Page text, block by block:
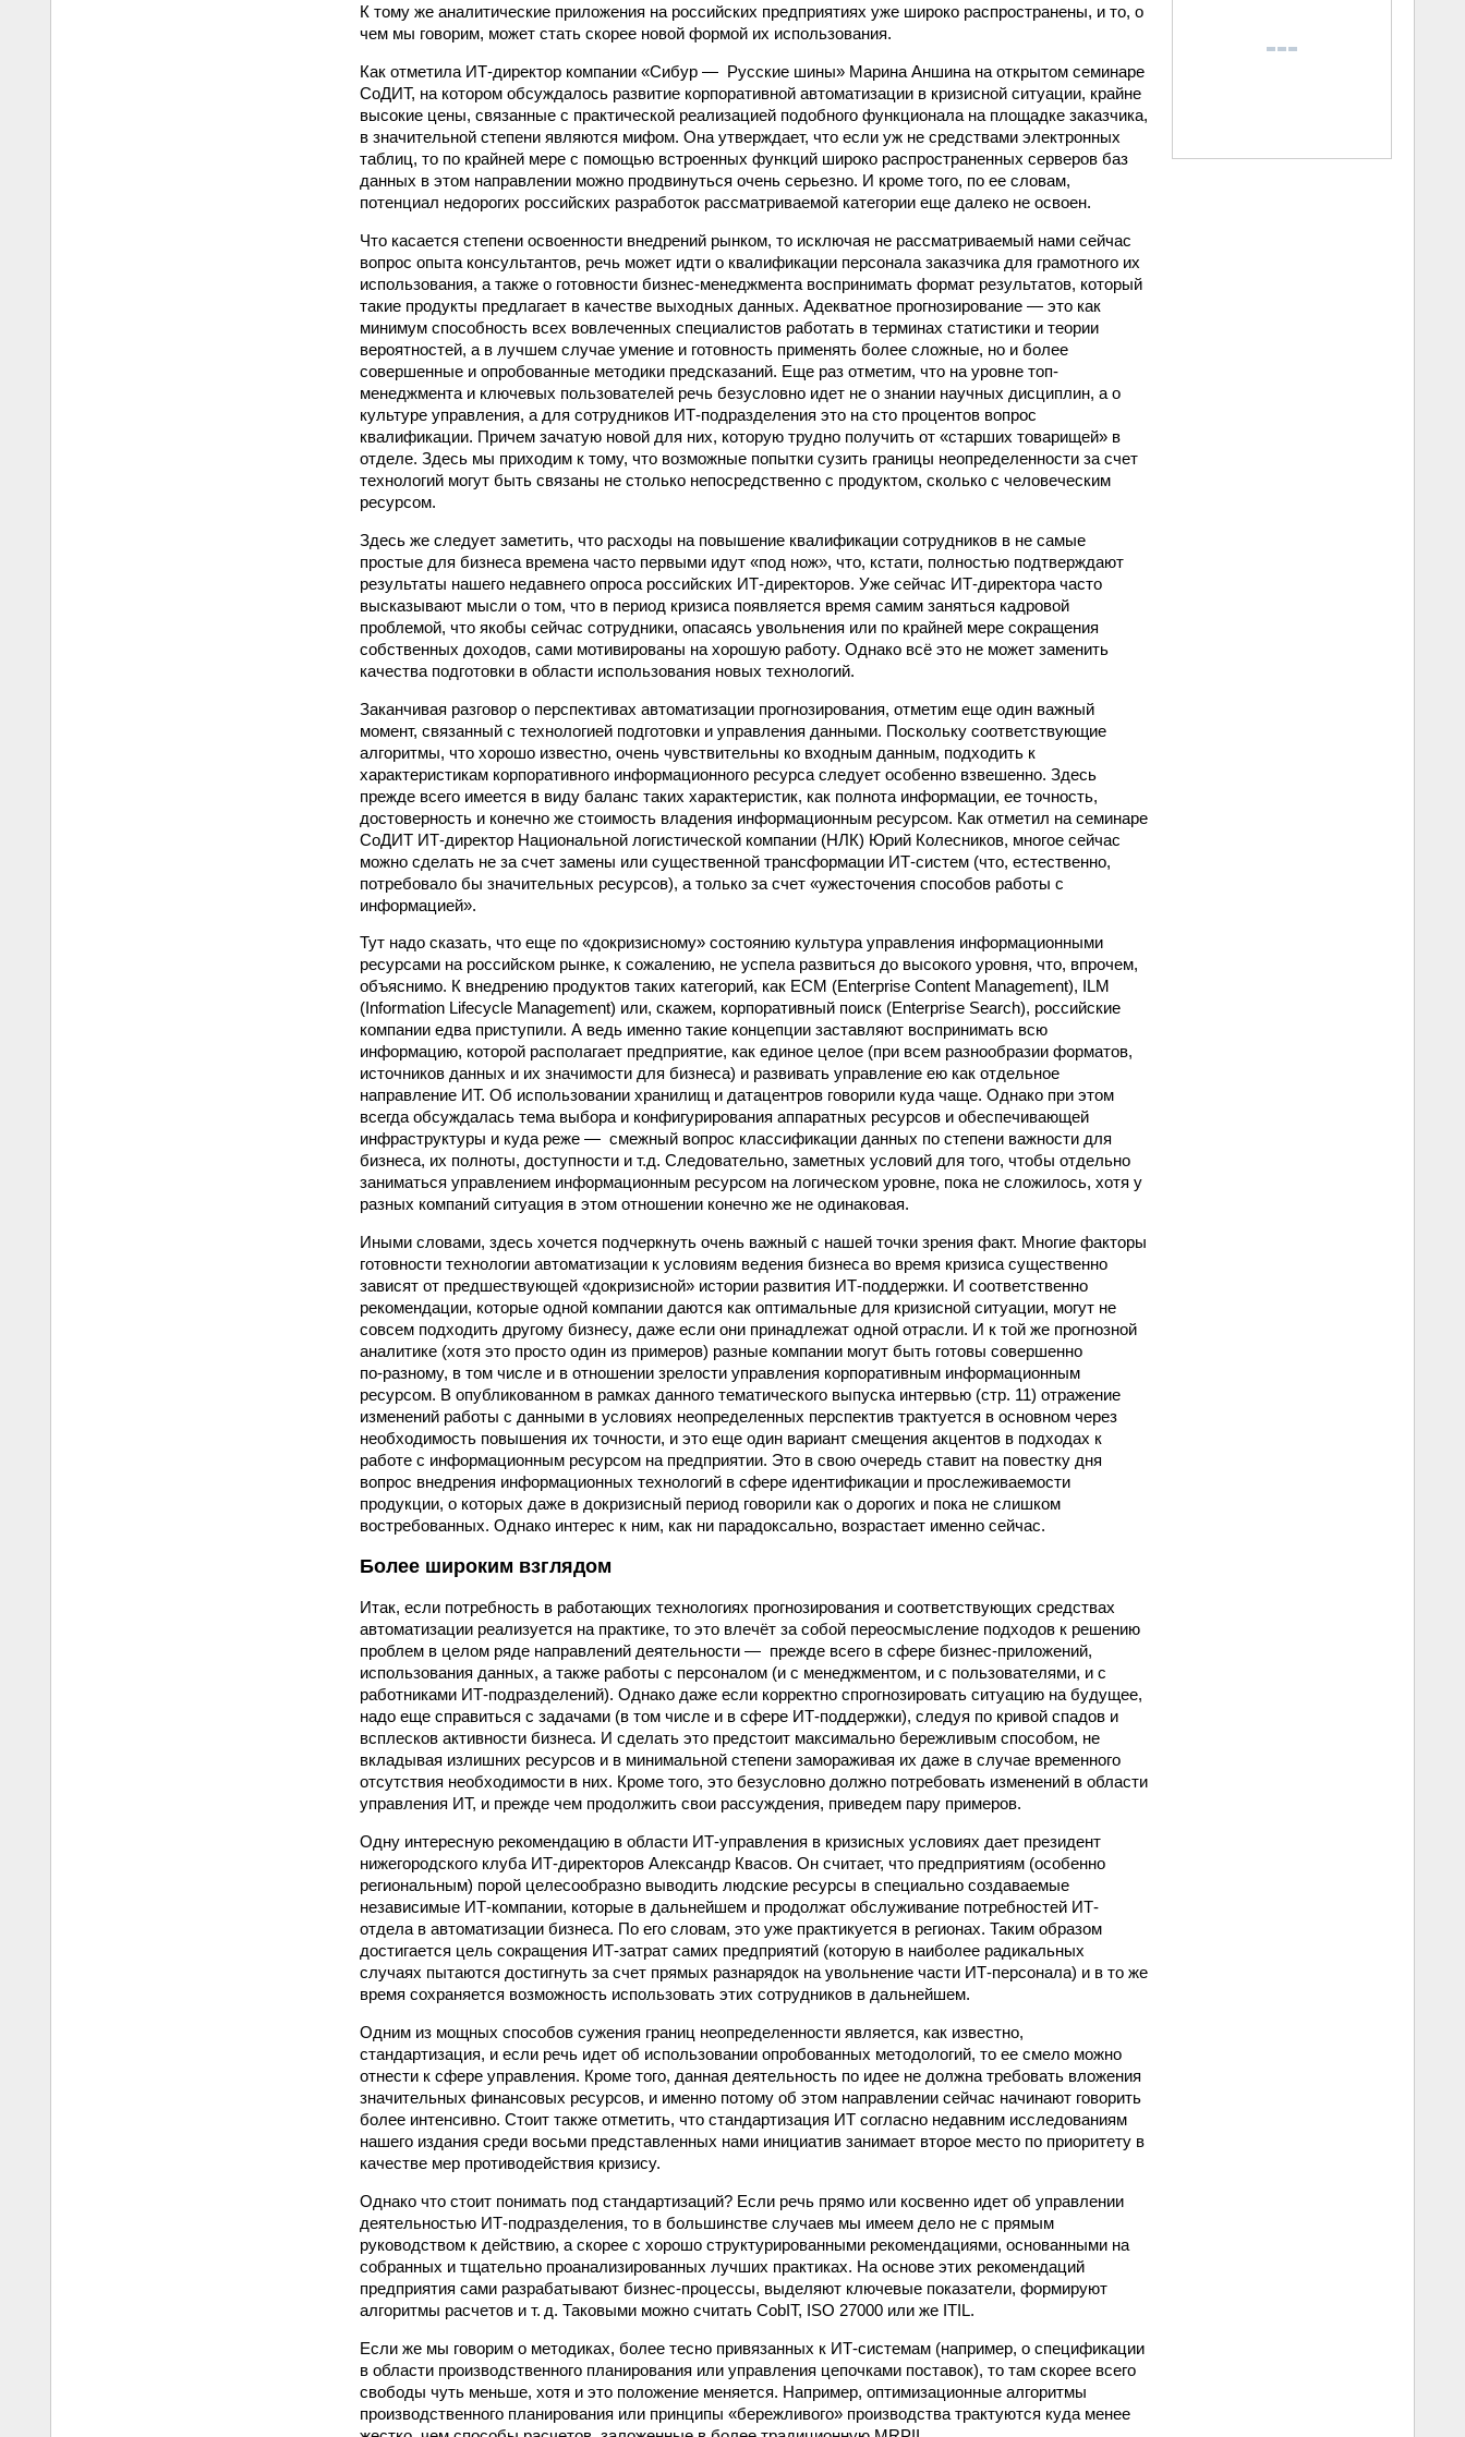
К тому же аналитические приложения на российских предприятиях уже широко распространены, и то, о
чем мы говорим, может стать скорее новой формой их использования.
Как отметила ИТ-директор компании «Сибур — Русские шины» Марина Аншина на открытом семинаре
СоДИТ, на котором обсуждалось развитие корпоративной автоматизации в кризисной ситуации, крайне
высокие цены, связанные с практической реализацией подобного функционала на площадке заказчика,
в значительной степени являются мифом. Она утверждает, что если уж не средствами электронных
таблиц, то по крайней мере с помощью встроенных функций широко распространенных серверов баз
данных в этом направлении можно продвинуться очень серьезно. И кроме того, по ее словам,
потенциал недорогих российских разработок рассматриваемой категории еще далеко не освоен.
Что касается степени освоенности внедрений рынком, то исключая не рассматриваемый нами сейчас
вопрос опыта консультантов, речь может идти о квалификации персонала заказчика для грамотного их
использования, а также о готовности бизнес-менеджмента воспринимать формат результатов, который
такие продукты предлагает в качестве выходных данных. Адекватное прогнозирование — это как
минимум способность всех вовлеченных специалистов работать в терминах статистики и теории
вероятностей, а в лучшем случае умение и готовность применять более сложные, но и более
совершенные и опробованные методики предсказаний. Еще раз отметим, что на уровне топ-
менеджмента и ключевых пользователей речь безусловно идет не о знании научных дисциплин, а о
культуре управления, а для сотрудников ИТ-подразделения это на сто процентов вопрос
квалификации. Причем зачатую новой для них, которую трудно получить от «старших товарищей» в
отделе. Здесь мы приходим к тому, что возможные попытки сузить границы неопределенности за счет
технологий могут быть связаны не столько непосредственно с продуктом, сколько с человеческим
ресурсом.
Здесь же следует заметить, что расходы на повышение квалификации сотрудников в не самые
простые для бизнеса времена часто первыми идут «под нож», что, кстати, полностью подтверждают
результаты нашего недавнего опроса российских ИТ-директоров. Уже сейчас ИТ-директора часто
высказывают мысли о том, что в период кризиса появляется время самим заняться кадровой
проблемой, что якобы сейчас сотрудники, опасаясь увольнения или по крайней мере сокращения
собственных доходов, сами мотивированы на хорошую работу. Однако всё это не может заменить
качества подготовки в области использования новых технологий.
Заканчивая разговор о перспективах автоматизации прогнозирования, отметим еще один важный
момент, связанный с технологией подготовки и управления данными. Поскольку со­ответствующие
алгоритмы, что хорошо извест­но, очень чув­­ствительны ко входным данным, подходить к
характеристикам корпоративного информационного ресурса следует особенно взвешенно. Здесь
прежде всего имеется в виду баланс таких характеристик, как полнота информации, ее точность,
достоверность и конечно же стоимость владения информационным ресурсом. Как отметил на семинаре
СоДИТ ИТ-директор Национальной логистической компании (НЛК) Юрий Колесников, многое сейчас
можно сделать не за счет замены или существенной трансформации ИТ‑систем (что, естественно,
потребовало бы значительных ресурсов), а только за счет «ужесточения способов работы с
информацией».
Тут надо сказать, что еще по «докризисному» состоянию культура управления информационными
ресурсами на российском рынке, к сожалению, не успела развиться до высокого уровня, что, впрочем,
объяснимо. К внедрению продуктов таких категорий, как ECM (Enterprise Content Management), ILM
(Information Lifecycle Management) или, скажем, корпоративный поиск (Enterprise Search), российские
компании едва приступили. А ведь именно такие концепции заставляют воспринимать всю
информацию, которой располагает предприятие, как единое целое (при всем разнообразии форматов,
источников данных и их значимости для бизнеса) и развивать управление ею как отдельное
направление ИТ. Об использовании хранилищ и датацентров говорили куда чаще. Однако при этом
всегда обсуждалась тема выбора и конфигурирования аппаратных ресурсов и обеспечивающей
инфраструктуры и куда реже — смежный вопрос классификации данных по степени важности для
бизнеса, их полноты, доступности и т.д. Следовательно, заметных условий для того, чтобы отдельно
заниматься управлением информационным ресурсом на логическом уровне, пока не сложилось, хотя у
разных компаний ситуация в этом отношении конечно же не одинаковая.
Иными словами, здесь хочется подчеркнуть очень важный с нашей точки зрения факт. Многие факторы
готовности технологии автоматизации к условиям ведения бизнеса во время кризиса существенно
зависят от предшествующей «докризисной» истории развития ИТ-поддержки. И соответственно
рекомендации, которые одной компании даются как оптимальные для кризисной ситуации, могут не
совсем подходить другому бизнесу, даже если они принадлежат одной отрасли. И к той же прогнозной
аналитике (хотя это просто один из примеров) разные компании могут быть готовы совершенно
по‑разному, в том числе и в отношении зрелости управления корпоративным информационным
ресурсом. В опубликованном в рамках данного тематического выпуска интервью (стр. 11) отражение
изменений работы с данными в условиях неопределенных перспектив трактуется в основном через
необходимость повышения их точности, и это еще один вариант смещения акцентов в подходах к
работе с информационным ресурсом на предприятии. Это в свою очередь ставит на повестку дня
вопрос внедрения информационных технологий в сфере идентификации и прослеживаемости
продукции, о которых даже в докризисный период говорили как о дорогих и пока не слишком
востребованных. Однако интерес к ним, как ни парадоксально, возрастает именно сейчас.
Более широким взглядом
Итак, если потребность в работающих технологиях прогнозирования и соответствующих средствах
автоматизации реализуется на практике, то это влечёт за собой переосмысление подходов к решению
проблем в целом ряде направлений деятельности — прежде всего в сфере бизнес-приложений,
использования данных, а также работы с персоналом (и с менеджментом, и с пользователями, и с
работниками ИТ-подразделений). Однако даже если корректно спрогнозировать ситуацию на будущее,
надо еще справиться с задачами (в том числе и в сфере ИТ-поддержки), следуя по кривой спадов и
всплесков активности бизнеса. И сделать это предстоит максимально бережливым способом, не
вкладывая излишних ресурсов и в минимальной степени замораживая их даже в случае временного
отсутствия необходимости в них. Кроме того, это безусловно должно потребовать изменений в области
управления ИТ, и прежде чем продолжить свои рассуждения, приведем пару примеров.
Одну интересную рекомендацию в области ИТ-управления в кризисных условиях дает президент
нижегородского клуба ИТ-директоров Александр Квасов. Он считает, что предприятиям (особенно
региональным) порой целесообразно выводить людские ресурсы в специально создаваемые
независимые ИТ-компании, которые в дальнейшем и продолжат обслуживание потребностей ИТ-
отдела в автоматизации бизнеса. По его словам, это уже практикуется в регионах. Таким образом
достигается цель сокращения ИТ-затрат самих предприятий (которую в наиболее радикальных
случаях пытаются достигнуть за счет прямых разнарядок на увольнение части ИТ-персонала) и в то же
время сохраняется возможность использовать этих сотрудников в дальнейшем.
Одним из мощных способов сужения границ неопределенности является, как известно,
стандартизация, и если речь идет об использовании опробованных методологий, то ее смело можно
отнести к сфере управления. Кроме того, данная деятельность по идее не должна требовать вложения
значительных финансовых ресурсов, и именно потому об этом направлении сейчас начинают говорить
более интенсивно. Стоит также отметить, что стандартизация ИТ согласно недавним исследованиям
нашего издания среди восьми представленных нами инициатив занимает второе место по приоритету в
качестве мер противодействия кризису.
Однако что стоит понимать под стандартизаций? Если речь прямо или косвенно идет об управлении
деятельностью ИТ-подразделения, то в большинстве случаев мы имеем дело не с прямым
руководством к действию, а скорее с хорошо структурированными рекомендациями, основанными на
собранных и тщательно проанализированных лучших практиках. На основе этих рекомендаций
предприятия сами разрабатывают бизнес-процессы, выделяют ключевые показатели, формируют
алгоритмы расчетов и т. д. Таковыми можно считать CobIT, ISO 27000 или же ITIL.
Если же мы говорим о методиках, более тесно привязанных к ИТ‑системам (например, о спецификации
в области производственного планирования или управления цепочками поставок), то там скорее всего
свободы чуть меньше, хотя и это положение меняется. Например, оптимизационные алгоритмы
производственного планирования или принципы «бережливого» производства трактуются куда менее